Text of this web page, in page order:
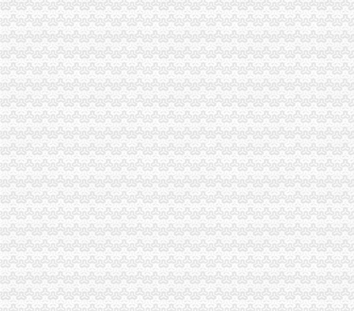
荣昌局及早筹划部署 “3·15”免费注册公司主题活动
沙坪坝局树立“六种意识”重庆一元注册公司加强队伍建设
九龙坡局0元注册公司三管齐下为企业服务
梁平局重庆免费注册公司福禄所开展村级消费维权站站长培训
高新区局重庆一元注册公司规范审批与巡查监管并重强化户外广告监管
梁平局重拳整治校园周边环境为新学期学生营造良好的0元注册公司学习环境
忠县行政审批服务大厅工商登记窗口获2005年度行政审批服务大厅综合考核第
渝北局五措并举服务“三农”重庆一元注册公司促进农村经济发展
南川局0元注册公司强力推进基层工商所基础建设
全市1元注册公司工商部门加大节日烟花爆竹监管工作取得成效
渝北局0元注册公司向社会公开承诺六项便民服务措施
九龙坡局开展节日食品和烟花爆竹市免费注册公司场专项检查见成效
2005年促进再就业工作和高校毕业生就业工作
2005年全市0元注册公司外商投资企业登记情况
九龙坡局重庆免费注册公司制定2006年信用信息化培训方案
大渡口局积极开展“走近社区”1元注册公司活动
商标协会及时传达贯彻全市一元注册公司流程工商工作会议精神
巴南区工商分局一元注册公司积极探索非煤矿山长效监管机制